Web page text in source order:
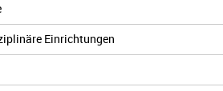
Einrichtungen